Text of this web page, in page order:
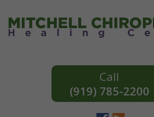
(919) 785-2200